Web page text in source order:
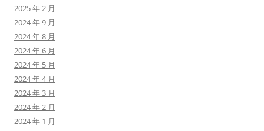
2025 年 2 月
2024 年 9 月
2024 年 8 月
2024 年 6 月
2024 年 5 月
2024 年 4 月
2024 年 3 月
2024 年 2 月
2024 年 1 月